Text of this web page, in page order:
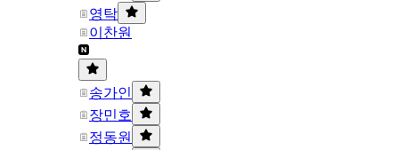
영탁
이찬원
송가인
장민호
정동원